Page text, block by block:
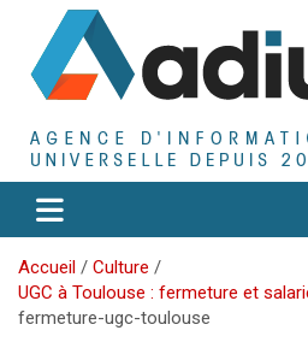
contenu
Adiu
Agence D'Informations Universelle
Accueil
Culture
UGC à Toulouse : fermeture et
fermeture-ugc-toulouse